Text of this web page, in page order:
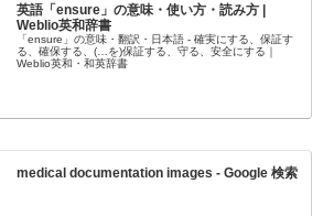
英語「ensure」の意味・使い方・読み方 |
Weblio英和辞書
「ensure」の意味・翻訳・日本語 - 確実にする、保証す
る、確保する、(…を)保証する、守る、安全にする｜
Weblio英和・和英辞書
medical documentation images - Google 検索